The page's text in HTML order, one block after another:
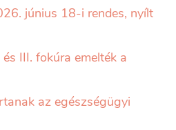
június 18-i rendes, nyílt
III. fokúra emelték a
az egészségügyi